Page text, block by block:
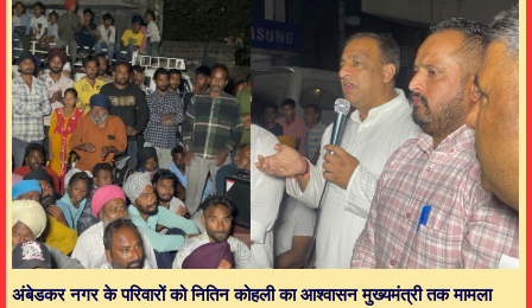
अंबेडकर नगर के परिवारों को नितिन कोहली का आश्वासन मुख्यमंत्री तक मामला